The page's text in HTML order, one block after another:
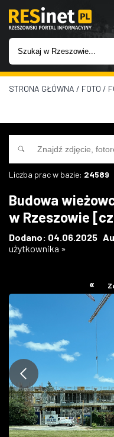
WIADOMOŚCI
INWESTYCJE
IMPREZY
W KINACH
GASTRONOMIA
W RZESZOWIE
STRONA GŁÓWNA / FOTO /
Liczba prac w bazie: 24589
Budowa
w Rzeszowie
Dodano: 04.06.2025
użytkownika »
«